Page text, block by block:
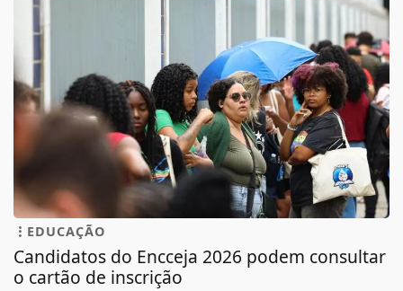
EDUCAÇÃO
Candidatos do Encceja 2026 podem consultar
o cartão de inscrição